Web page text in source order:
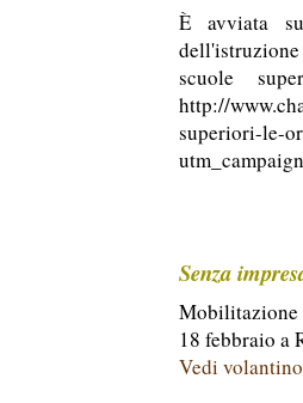
È avviata
scuole
http://
superiori-le-
Senza
Mobilitazione
18 febbraio a
Vedi